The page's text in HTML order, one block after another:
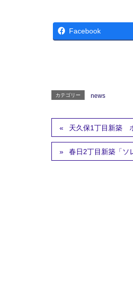
Facebook
カテゴリー news
天久保1丁目新築
春日2丁目新築「ソ